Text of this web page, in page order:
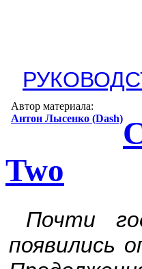
Автор материала:
Антон Лысенко (Dash)
Two
Почти
появились